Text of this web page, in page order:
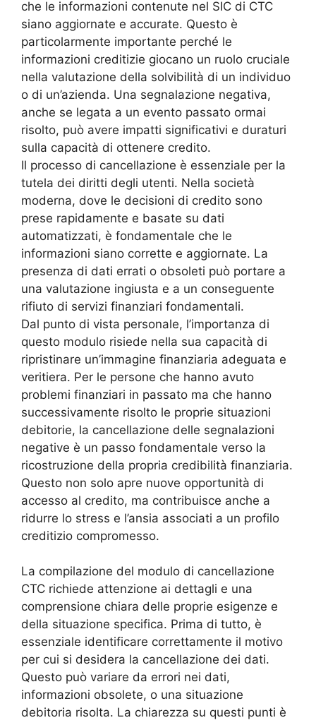
che le informazioni contenute nel SIC di CTC
siano aggiornate e accurate. Questo è
particolarmente importante perché le
informazioni creditizie giocano un ruolo cruciale
nella valutazione della solvibilità di un individuo
o di un’azienda. Una segnalazione negativa,
anche se legata a un evento passato ormai
risolto, può avere impatti significativi e duraturi
sulla capacità di ottenere credito.
Il processo di cancellazione è essenziale per la
tutela dei diritti degli utenti. Nella società
moderna, dove le decisioni di credito sono
prese rapidamente e basate su dati
automatizzati, è fondamentale che le
informazioni siano corrette e aggiornate. La
presenza di dati errati o obsoleti può portare a
una valutazione ingiusta e a un conseguente
rifiuto di servizi finanziari fondamentali.
Dal punto di vista personale, l’importanza di
questo modulo risiede nella sua capacità di
ripristinare un’immagine finanziaria adeguata e
veritiera. Per le persone che hanno avuto
problemi finanziari in passato ma che hanno
successivamente risolto le proprie situazioni
debitorie, la cancellazione delle segnalazioni
negative è un passo fondamentale verso la
ricostruzione della propria credibilità finanziaria.
Questo non solo apre nuove opportunità di
accesso al credito, ma contribuisce anche a
ridurre lo stress e l’ansia associati a un profilo
creditizio compromesso.
La compilazione del modulo di cancellazione
CTC richiede attenzione ai dettagli e una
comprensione chiara delle proprie esigenze e
della situazione specifica. Prima di tutto, è
essenziale identificare correttamente il motivo
per cui si desidera la cancellazione dei dati.
Questo può variare da errori nei dati,
informazioni obsolete, o una situazione
debitoria risolta. La chiarezza su questi punti è